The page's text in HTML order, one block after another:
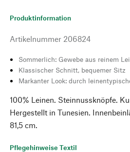
Produktinformation
Artikelnummer 206824
Sommerlich: Gewebe aus reinem
Klassischer Schnitt, bequemer Sitz
Markanter Look: durch
100% Leinen. Steinnussknöpfe.
Hergestellt in Tunesien.
81,5 cm.
Pflegehinweise Textil